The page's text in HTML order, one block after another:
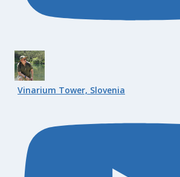
Vinarium Tower, Slovenia